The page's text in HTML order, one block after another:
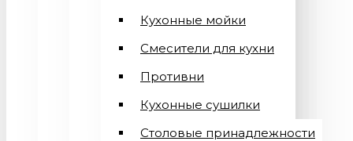
Кухонные мойки
Смесители для кухни
Противни
Кухонные сушилки
Столовые принадлежности